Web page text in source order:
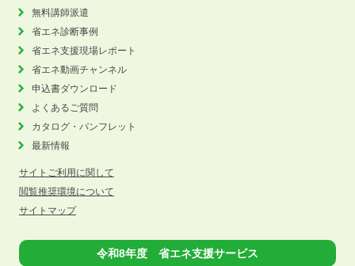
無料講師派遣
省エネ診断事例
省エネ支援現場レポート
省エネ動画チャンネル
申込書ダウンロード
よくあるご質問
カタログ・パンフレット
最新情報
サイトご利用に関して
閲覧推奨環境について
サイトマップ
令和8年度 省エネ支援サービス